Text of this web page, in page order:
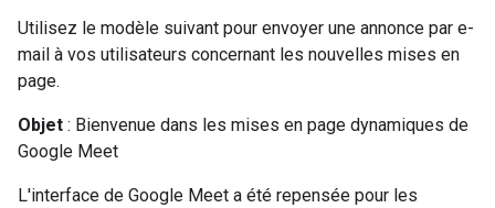
Utilisez le modèle suivant pour envoyer une annonce par e-
mail à vos utilisateurs concernant les nouvelles mises en
page.
Objet : Bienvenue dans les mises en page dynamiques de
Google Meet
L'interface de Google Meet a été repensée pour les